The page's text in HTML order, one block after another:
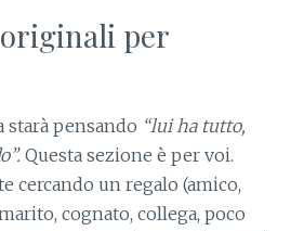
per
starà pensando “lui ha tutto,
Questa sezione è per voi.
cercando un regalo (amico,
cognato, collega, poco